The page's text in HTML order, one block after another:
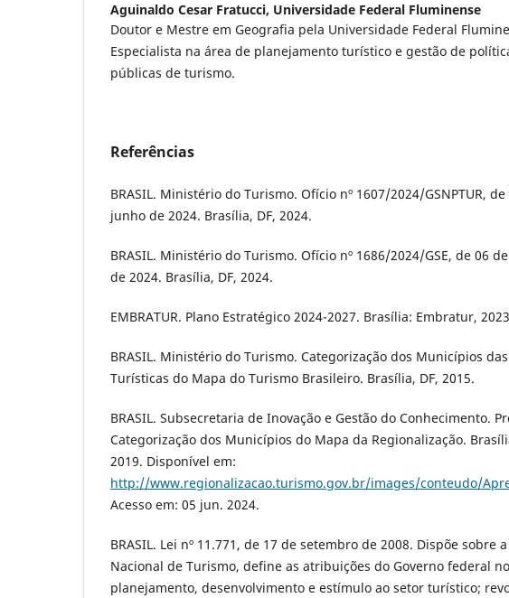
Aguinaldo Cesar Fratucci, Universidade Federal Fluminense
Doutor e Mestre em Geografia pela Universidade Federal
Especialista na área de planejamento turístico e gestão de
públicas de turismo.
Referências
BRASIL. Ministério do Turismo. Ofício nº 1607/2024/GSNPTUR,
junho de 2024. Brasília, DF, 2024.
BRASIL. Ministério do Turismo. Ofício nº 1686/2024/GSE, de 06
de 2024. Brasília, DF, 2024.
EMBRATUR. Plano Estratégico 2024-2027. Brasília: Embratur,
BRASIL. Ministério do Turismo. Categorização dos Municípios
Turísticas do Mapa do Turismo Brasileiro. Brasília, DF, 2015.
BRASIL. Subsecretaria de Inovação e Gestão do Conhecimento.
Categorização dos Municípios do Mapa da Regionalização.
2019. Disponível em:
http://www.regionalizacao.turismo.gov.br/images/conteudo/
Acesso em: 05 jun. 2024.
BRASIL. Lei nº 11.771, de 17 de setembro de 2008. Dispõe sobre
Nacional de Turismo, define as atribuições do Governo federal no
planejamento, desenvolvimento e estímulo ao setor turístico;